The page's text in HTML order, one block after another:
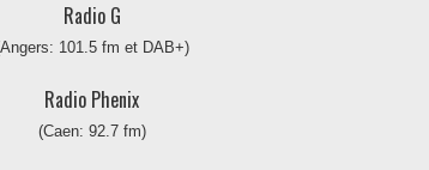
Radio G
101.5 fm et DAB+)
Radio Phenix
(Caen: 92.7 fm)